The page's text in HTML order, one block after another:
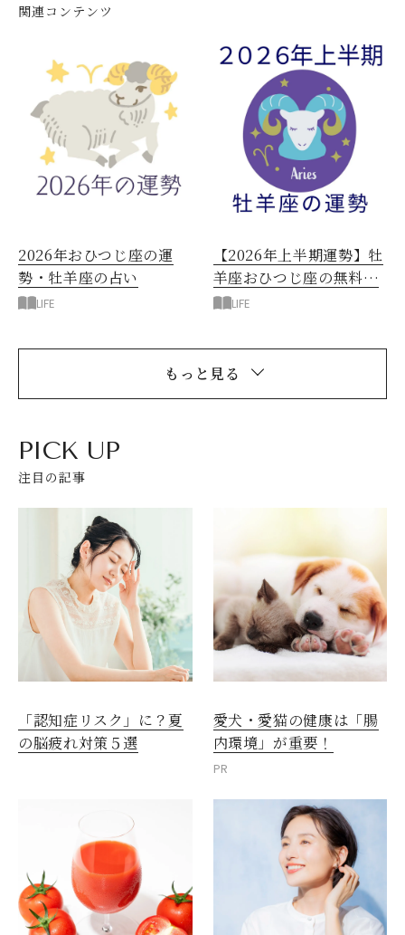
関連コンテンツ
2026年おひつじ座の運
勢・牡羊座の占い
LIFE
【2026年上半期運勢】牡
羊座おひつじ座の無料占
いLIFE
もっと見る
PICK UP
注目の記事
「認知症リスク」に？夏
の脳疲れ対策５選
愛犬・愛猫の健康は「腸
内環境」が重要！
PR